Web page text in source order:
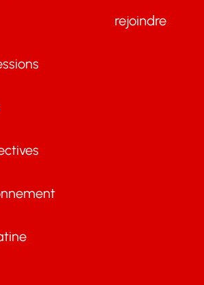
rejoindre